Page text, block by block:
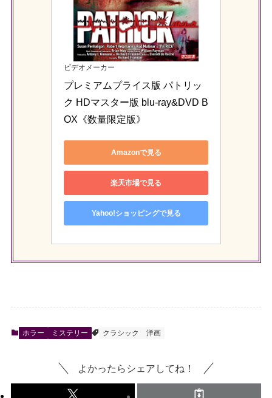
ビデオメーカー
プレミアムプライス版 パトリッ
ク HDマスター版 blu-ray&DVD B
OX《数量限定版》
Amazonで見る
楽天市場で見る
Yahoo!ショッピングで見る
ホラー ミステリー クラシック 洋画
よかったらシェアしてね！